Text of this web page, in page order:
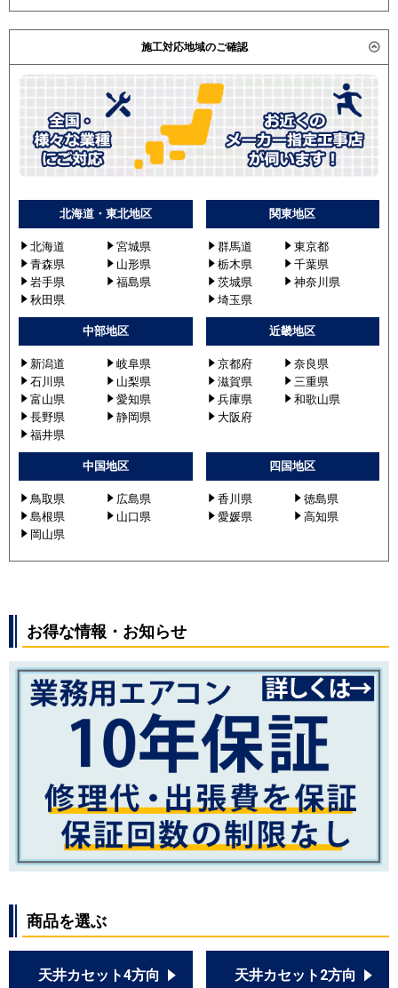
施工対応地域のご確認
北海道・東北地区
北海道
宮城県
青森県
山形県
岩手県
福島県
秋田県
関東地区
群馬道
東京都
栃木県
千葉県
茨城県
神奈川県
埼玉県
中部地区
新潟道
岐阜県
石川県
山梨県
富山県
愛知県
長野県
静岡県
福井県
近畿地区
京都府
奈良県
滋賀県
三重県
兵庫県
和歌山県
大阪府
中国地区
鳥取県
広島県
島根県
山口県
岡山県
四国地区
香川県
徳島県
愛媛県
高知県
お得な情報・お知らせ
商品を選ぶ
天井カセット4方向 天井カセット2方向